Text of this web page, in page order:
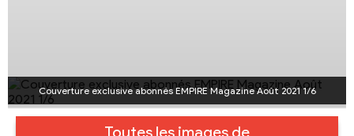
Couverture exclusive abonnés EMPIRE Magazine Août 2021 1/6
Toutes les images de